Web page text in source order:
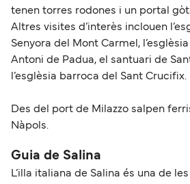
tenen torres rodones i un portal
Altres visites d’interès inclouen
Senyora del Mont Carmel,
Antoni de Padua, el santuari de
l’esglèsia barroca del Sant Crucifix.
Des del port de Milazzo salpen
Nàpols.
Guia de Salina
L’illa italiana de Salina és una de